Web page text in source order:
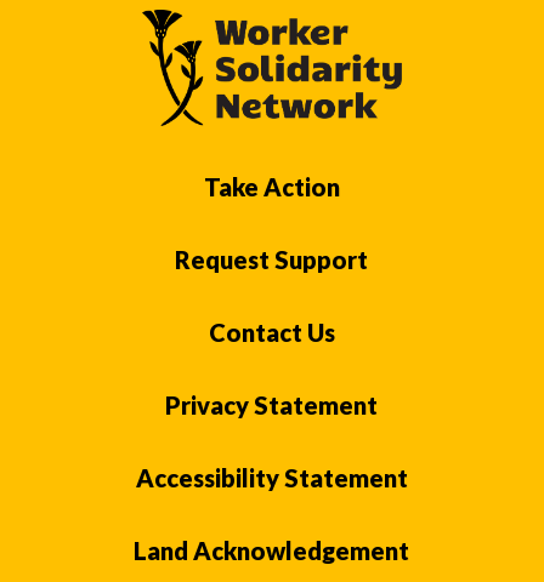
Take Action
Request Support
Contact Us
Privacy Statement
Accessibility Statement
Land Acknowledgement